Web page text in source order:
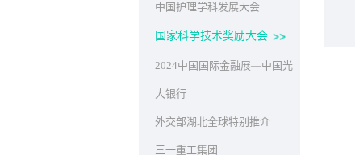
中国护理学科发展大会
国家科学技术奖励大会
2024中国国际金融展—中国光
大银行
外交部湖北全球特别推介
三一重工集团